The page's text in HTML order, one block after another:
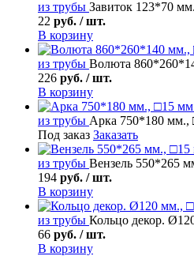
из трубы Завиток 123*70
22 руб. / шт.
В корзину
из трубы Волюта
226 руб. / шт.
В корзину
из трубы Арка 750*180 мм.,
Под заказ Заказать
из трубы Вензель 550*265
194 руб. / шт.
В корзину
из трубы Кольцо декор.
66 руб. / шт.
В корзину